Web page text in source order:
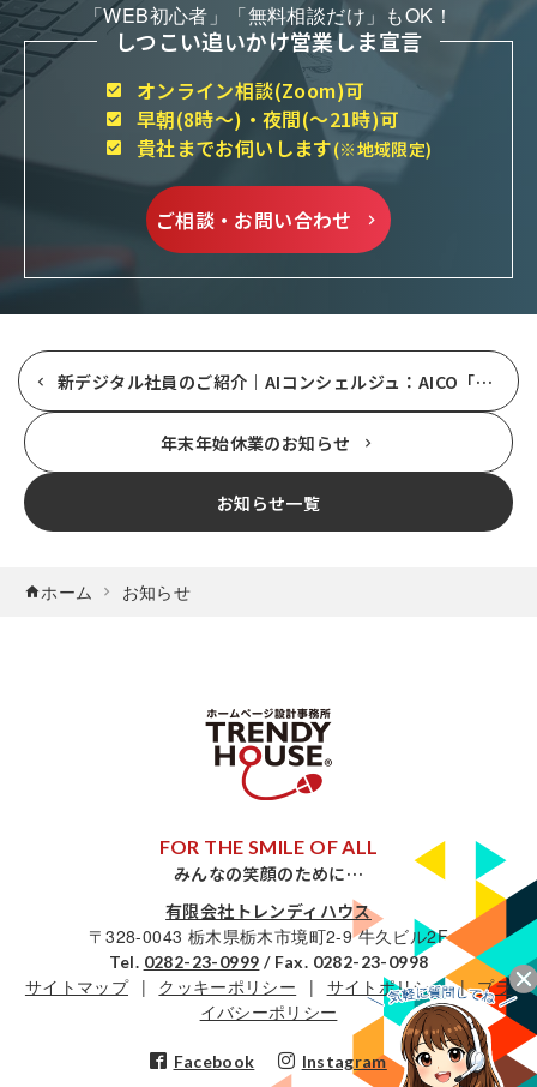
「WEB初心者」「無料相談だけ」もOK！
しつこい追いかけ営業しま宣言
オンライン相談(Zoom)可
早朝(8時～)・夜間(～21時)可
貴社までお伺いします(※地域限定)
ご相談・お問い合わせ
新デジタル社員のご紹介｜AIコンシェルジュ：AICO「アイコ」
年末年始休業のお知らせ
お知らせ一覧
ホーム お知らせ
FOR THE SMILE OF ALL
みんなの笑顔のために…
有限会社トレンディハウス
〒328-0043 栃木県栃木市境町2-9 牛久ビル2F
Tel. 0282-23-0999 / Fax. 0282-23-0998
サイトマップ クッキーポリシー サイトポリシー
プラ
イバシーポリシー
Facebook Instagram